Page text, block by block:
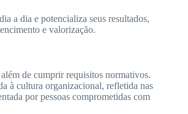
a dia e potencializa seus resultados,
e valorização.
de cumprir requisitos normativos.
à cultura organizacional, refletida nas
por pessoas comprometidas com